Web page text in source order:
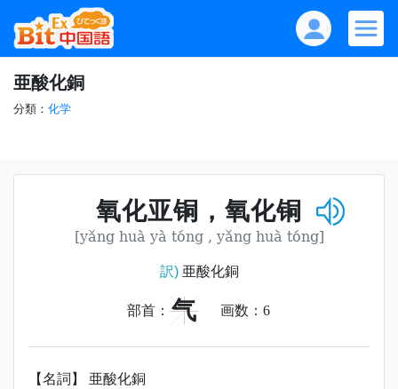
亜酸化銅
分類： 化学
氧化亚铜，氧化铜
[yǎng huà yà tóng , yǎng huà tóng]
訳)亜酸化銅
部首： 气 画数： 6
【名詞】 亜酸化銅